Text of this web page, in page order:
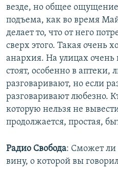
везде, но общее
подъема, как во время
делает то, что от него
сверх этого. Такая очень
анархия. На улицах очень
стоят, особенно в аптеки,
разговаривают, но если
разговаривают любезно.
которую нельзя не
продолжается, простая,
Радио Свобода: ​Сможет ли
вину, о которой вы